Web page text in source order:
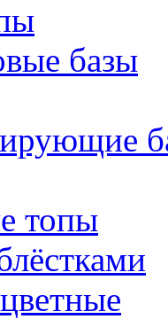
базы
топы